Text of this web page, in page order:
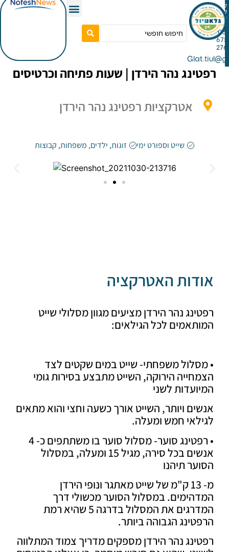
נהר הירדן | שעות פתיחה וכרטיסים
אטרקציות רפטינג נהר הירדן
שייט וספורט ימי זוגות,ילדים,משפחות, קבוצות
האטרקציה
נהר הירדן מציעים מגוון מסלולי שייט
לכל הגילאים:
משפחתי- שייט במים שקטים לצד
הירוקה, השייט מתבצע בסירות גומי
לשני
ויותר, השייט אורך כשעה וחצי והוא מתאים
חמש ומעלה.
• רפטינג סוער- מסלול סוער בו משתתפים כ- 4
אנשים בכל סירה, מגיל 15 ומעלה, במסלול
תיהנו
מ- 13 ק"מ של שייט מאתגר ונופי הירדן
במסלול הסוער מכשולי דרך
המדרגים את המסלול בדרגה 5 שהיא רמת
הגבוהה ביותר.
נהר הירדן מספקים מדריך צמוד המתלווה